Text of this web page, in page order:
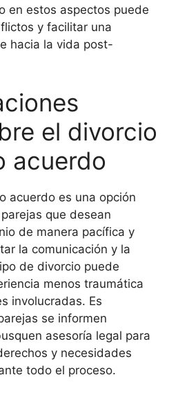
en estos aspectos puede
y facilitar una
hacia la vida post-
el divorcio
acuerdo
acuerdo es una opción
que desean
de manera pacífica y
la comunicación y la
de divorcio puede
menos traumática
involucradas. Es
se informen
asesoría legal para
y necesidades
todo el proceso.